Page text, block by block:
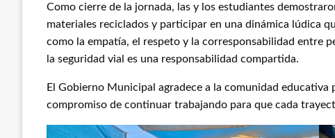
Como cierre de la jornada, las y los estudiantes
materiales reciclados y participar en una dinámica lúdica
como la empatía, el respeto y la corresponsabilidad entre
la seguridad vial es una responsabilidad compartida.
El Gobierno Municipal agradece a la comunidad educativa
compromiso de continuar trabajando para que cada